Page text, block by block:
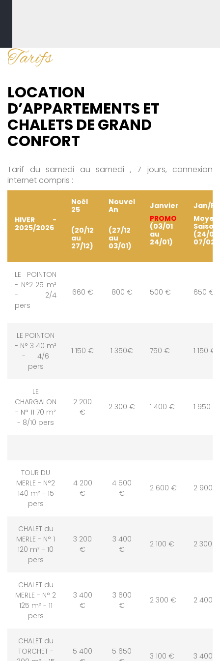
Tarifs
LOCATION
D’APPARTEMENTS ET
CHALETS DE GRAND
CONFORT
Tarif du samedi au samedi , 7 jours, connexion
internet compris :
HIVER -
2025/2026
Noêl
25
(20/12
au
27/12)
Nouvel
An
(27/12
au
03/01)
Janvier
PROMO
(03/01
au
24/01)
Jan/
Saison
(24/01
07/02)
LE POINTON
- N°2 25 m²
- 2/4
pers
660 € 800 € 500 € 650 €
LE POINTON
- N° 3 40 m²
- 4/6
pers
1 150 € 1 350€ 750 € 1 150 €
LE
CHARGALON
- N° 11 70 m²
- 8/10 pers
2 200
€
2 300 € 1 400 € 1 950 €
TOUR DU
MERLE - N°2
140 m² - 15
pers
4 200
€
4 500
€
2 600 € 2 900 €
CHALET du
MERLE - N° 1
120 m² - 10
pers
3 200
€
3 400
€
2 100 € 2 300 €
CHALET du
MERLE - N° 2
125 m² - 11
pers
3 400
€
3 600
€
2 300 € 2 400 €
CHALET du
TORCHET -
5 400
5 650
3 100 € 3 400 €